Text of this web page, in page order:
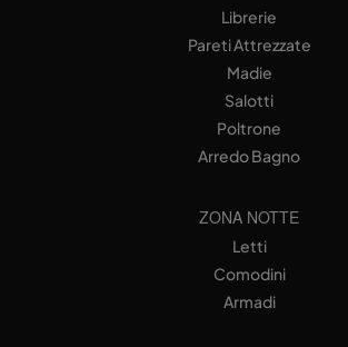
Librerie
Pareti Attrezzate
Madie
Salotti
Poltrone
Arredo Bagno
ZONA NOTTE
Letti
Comodini
Armadi